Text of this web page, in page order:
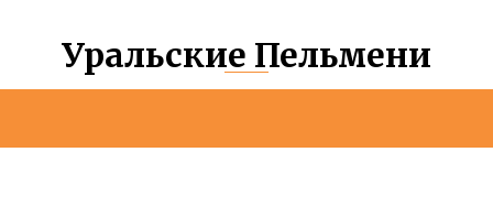
Уральские Пельмени